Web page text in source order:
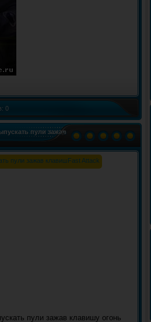
0
пули зажав
пули зажав клавишу огонь